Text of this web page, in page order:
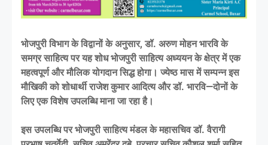
भोजपुरी विभाग के विद्वानों के अनुसार, डॉ. अरुण मोहन भारवि के
समग्र साहित्य पर यह शोध भोजपुरी साहित्य अध्ययन के क्षेत्र में एक
महत्वपूर्ण और मौलिक योगदान सिद्ध होगा। ज्येष्ठ मास में सम्पन्न इस
मौखिकी को शोधार्थी राजेश कुमार आदित्य और डॉ. भारवि—दोनों के
लिए एक विशेष उपलब्धि माना जा रहा है।
इस उपलब्धि पर भोजपुरी साहित्य मंडल के महासचिव डॉ. वैरागी